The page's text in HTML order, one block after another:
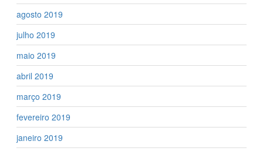
agosto 2019
julho 2019
maio 2019
abril 2019
março 2019
fevereiro 2019
janeiro 2019